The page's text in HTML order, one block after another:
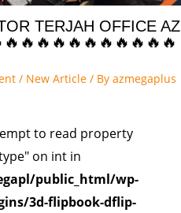
TERJAH OFFICE AZ
/ New Article / By azmegaplus
to read property
on int in
public_html/wp-
3d-flipbook-dflip-